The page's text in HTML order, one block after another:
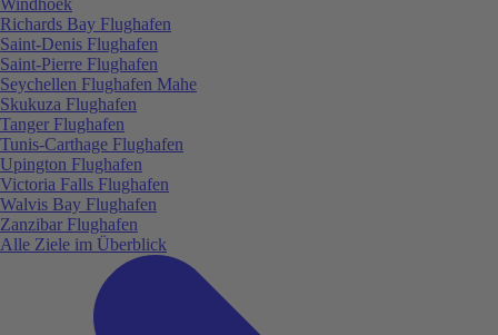
Richards Bay Flughafen
Saint-Denis Flughafen
Saint-Pierre Flughafen
Seychellen Flughafen Mahe
Skukuza Flughafen
Tanger Flughafen
Tunis-Carthage Flughafen
Upington Flughafen
Victoria Falls Flughafen
Walvis Bay Flughafen
Zanzibar Flughafen
Alle Ziele im Überblick